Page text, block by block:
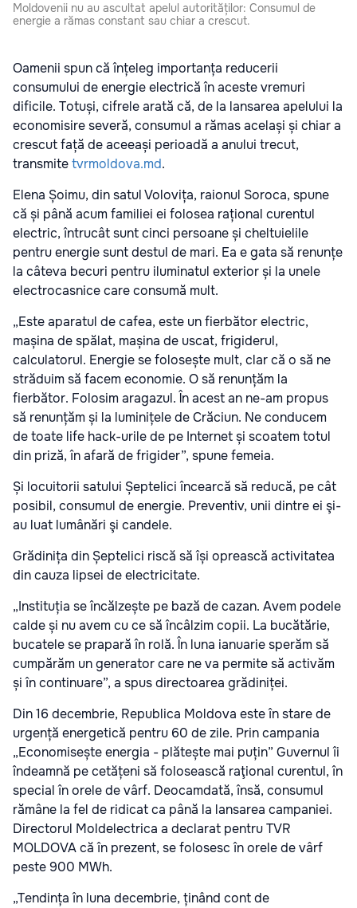
Moldovenii nu au ascultat apelul autorităților: Consumul de
energie a rămas constant sau chiar a crescut.
Oamenii spun că înțeleg importanța reducerii
consumului de energie electrică în aceste vremuri
dificile. Totuși, cifrele arată că, de la lansarea apelului la
economisire severă, consumul a rămas același și chiar a
crescut față de aceeași perioadă a anului trecut,
transmitetvrmoldova.md.
Elena Șoimu, din satul Volovița, raionul Soroca, spune
că și până acum familiei ei folosea rațional curentul
electric, întrucât sunt cinci persoane și cheltuielile
pentru energie sunt destul de mari. Ea e gata să renunțe
la câteva becuri pentru iluminatul exterior și la unele
electrocasnice care consumă mult.
„Este aparatul de cafea, este un fierbător electric,
mașina de spălat, mașina de uscat, frigiderul,
calculatorul. Energie se folosește mult, clar că o să ne
străduim să facem economie. O să renunțăm la
fierbător. Folosim aragazul. În acest an ne-am propus
să renunțăm și la luminițele de Crăciun. Ne conducem
de toate life hack-urile de pe Internet și scoatem totul
din priză, în afară de frigider”, spune femeia.
Și locuitorii satului Șeptelici încearcă să reducă, pe cât
posibil, consumul de energie. Preventiv, unii dintre ei şi-
au luat lumânări şi candele.
Grădinița din Șeptelici riscă să își oprească activitatea
din cauza lipsei de electricitate.
„Instituția se încălzește pe bază de cazan. Avem podele
calde și nu avem cu ce să încâlzim copii. La bucătărie,
bucatele se prapară în rolă. În luna ianuarie sperăm să
cumpărăm un generator care ne va permite să activăm
și în continuare”, a spus directoarea grădiniței.
Din 16 decembrie, Republica Moldova este în stare de
urgență energetică pentru 60 de zile. Prin campania
„Economisește energia - plătește mai puțin” Guvernul îi
îndeamnă pe cetățeni să folosească raţional curentul, în
special în orele de vârf. Deocamdată, însă, consumul
rămâne la fel de ridicat ca până la lansarea campaniei.
Directorul Moldelectrica a declarat pentru TVR
MOLDOVA că în prezent, se folosesc în orele de vârf
peste 900 MWh.
„Tendința în luna decembrie, ținând cont de